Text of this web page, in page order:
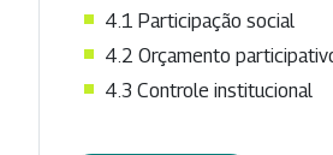
4.1 Participação social
4.2 Orçamento
4.3 Controle institucional